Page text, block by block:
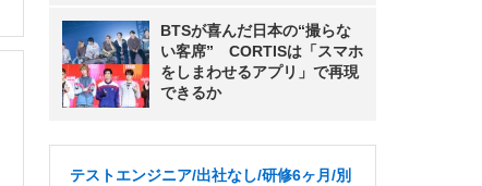
BTSが喜んだ日本の“撮らな
い客席” CORTISは「スマホ
をしまわせるアプリ」で再現
できるか
テストエンジニア/出社なし/研修6ヶ月/別